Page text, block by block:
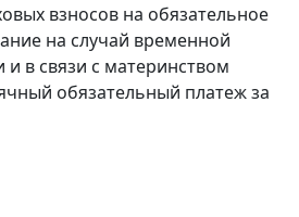
взносов на обязательное
на случай временной
и в связи с материнством
обязательный платеж за